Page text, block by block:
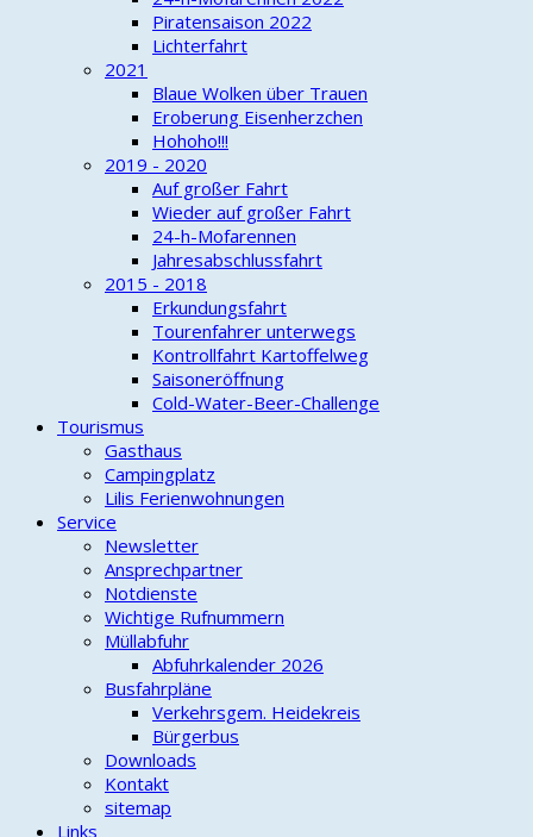
Piratensaison 2022
Lichterfahrt
2021
Blaue Wolken über Trauen
Eroberung Eisenherzchen
Hohoho!!!
2019 - 2020
Auf großer Fahrt
Wieder auf großer Fahrt
24-h-Mofarennen
Jahresabschlussfahrt
2015 - 2018
Erkundungsfahrt
Tourenfahrer unterwegs
Kontrollfahrt Kartoffelweg
Saisoneröffnung
Cold-Water-Beer-Challenge
Tourismus
Gasthaus
Campingplatz
Lilis Ferienwohnungen
Service
Newsletter
Ansprechpartner
Notdienste
Wichtige Rufnummern
Müllabfuhr
Abfuhrkalender 2026
Busfahrpläne
Verkehrsgem. Heidekreis
Bürgerbus
Downloads
Kontakt
sitemap
Links